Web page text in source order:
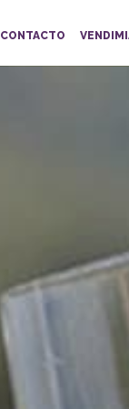
CONTACTO